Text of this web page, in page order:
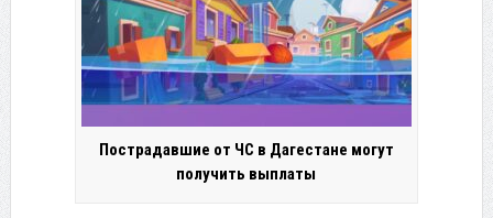
Пострадавшие от ЧС в Дагестане могут
получить выплаты